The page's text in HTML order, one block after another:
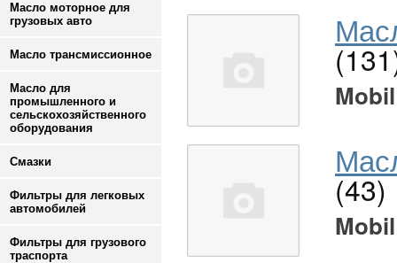
Масло моторное для
грузовых авто
Масло трансмиссионное
Масло для
промышленного и
сельскохозяйственного
оборудования
Смазки
Фильтры для легковых
автомобилей
Фильтры для грузового
траспорта
Mobil
(43)
Mobil